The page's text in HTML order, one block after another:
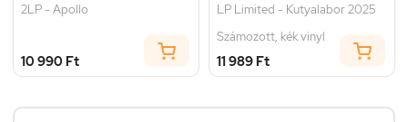
2LP - Apollo
10 990 Ft
LP Limited - Kutyalabor 2025
Számozott, kék vinyl
11 989 Ft